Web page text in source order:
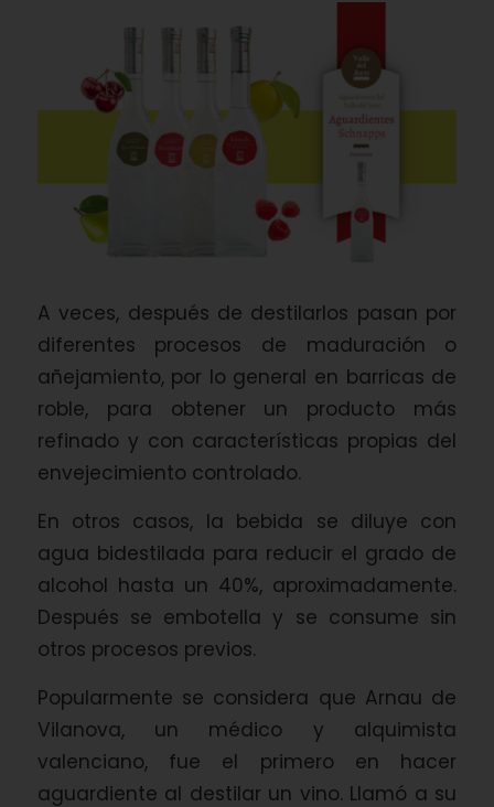
A veces, después de destilarlos pasan por
diferentes procesos de maduración o
añejamiento, por lo general en barricas de
roble, para obtener un producto más
refinado y con características propias del
envejecimiento controlado.
En otros casos, la bebida se diluye con
agua bidestilada para reducir el grado de
alcohol hasta un 40%, aproximadamente.
Después se embotella y se consume sin
otros procesos previos.
Popularmente se considera que Arnau de
Vilanova, un médico y alquimista
valenciano, fue el primero en hacer
aguardiente al destilar un vino. Llamó a su